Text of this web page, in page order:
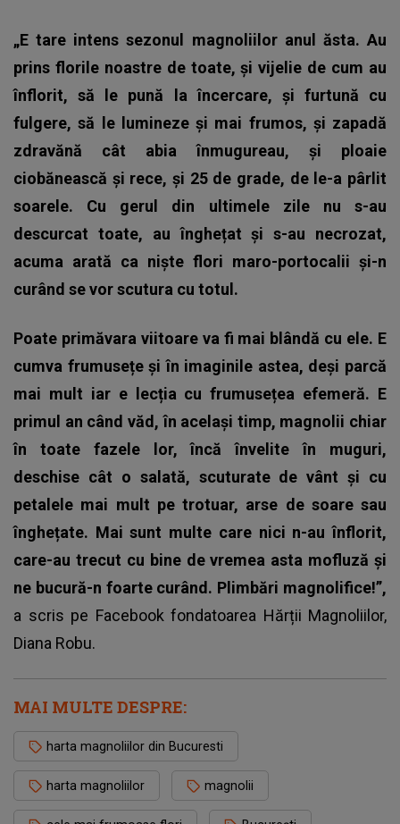
„E tare intens sezonul magnoliilor anul ăsta. Au
prins florile noastre de toate, și vijelie de cum au
înflorit, să le pună la încercare, și furtună cu
fulgere, să le lumineze și mai frumos, și zapadă
zdravănă cât abia înmugureau, și ploaie
ciobănească și rece, și 25 de grade, de le-a pârlit
soarele. Cu gerul din ultimele zile nu s-au
descurcat toate, au înghețat și s-au necrozat,
acuma arată ca niște flori maro-portocalii și-n
curând se vor scutura cu totul.
Poate primăvara viitoare va fi mai blândă cu ele. E
cumva frumusețe și în imaginile astea, deși parcă
mai mult iar e lecția cu frumusețea efemeră. E
primul an când văd, în același timp, magnolii chiar
în toate fazele lor, încă învelite în muguri,
deschise cât o salată, scuturate de vânt și cu
petalele mai mult pe trotuar, arse de soare sau
înghețate. Mai sunt multe care nici n-au înflorit,
care-au trecut cu bine de vremea asta mofluză și
ne bucură-n foarte curând. Plimbări magnolifice!”,
a scris pe Facebook fondatoarea Hărții Magnoliilor,
Diana Robu.
MAI MULTE DESPRE:
harta magnoliilor din Bucuresti
harta magnoliilor magnolii